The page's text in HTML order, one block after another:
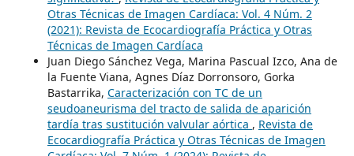
Otras Técnicas de Imagen Cardíaca: Vol. 4 Núm. 2
(2021): Revista de Ecocardiografía Práctica y Otras
Técnicas de Imagen Cardíaca
Juan Diego Sánchez Vega, Marina Pascual Izco, Ana de
la Fuente Viana, Agnes Díaz Dorronsoro, Gorka
Bastarrika, Caracterización con TC de un
seudoaneurisma del tracto de salida de aparición
tardía tras sustitución valvular aórtica , Revista de
Ecocardiografía Práctica y Otras Técnicas de Imagen